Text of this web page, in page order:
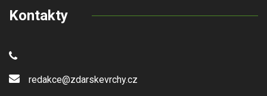
Kontakty
redakce@zdarskevrchy.cz